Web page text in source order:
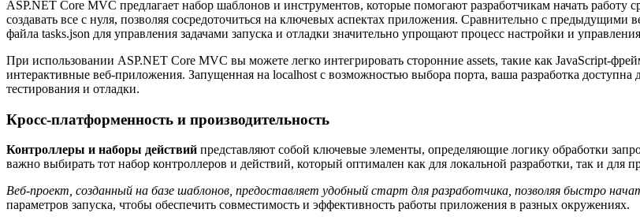
ASP.NET Core MVC предлагает набор шаблонов и инструментов, которые помогают разработчикам начать работу
создавать все с нуля, позволяя сосредоточиться на ключевых аспектах приложения. Сравнительно с предыдущими
файла tasks.json для управления задачами запуска и отладки значительно упрощают процесс настройки и
При использовании ASP.NET Core MVC вы можете легко интегрировать сторонние assets, такие как JavaScript-
интерактивные веб-приложения. Запущенная на localhost с возможностью выбора порта, ваша разработка доступна
тестирования и отладки.
Кросс-платформенность и производительность
Контроллеры и наборы действий представляют собой ключевые элементы, определяющие логику обработки
важно выбирать тот набор контроллеров и действий, который оптимален как для локальной разработки, так и для
Веб-проект, созданный на базе шаблонов, предоставляет удобный старт для разработчика, позволяя быстро
параметров запуска, чтобы обеспечить совместимость и эффективность работы приложения в разных окружениях.